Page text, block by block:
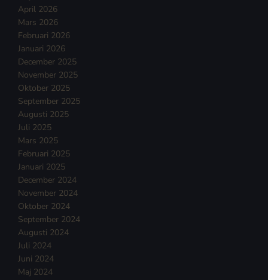
April 2026
Mars 2026
Februari 2026
Januari 2026
December 2025
November 2025
Oktober 2025
September 2025
Augusti 2025
Juli 2025
Mars 2025
Februari 2025
Januari 2025
December 2024
November 2024
Oktober 2024
September 2024
Augusti 2024
Juli 2024
Juni 2024
Maj 2024